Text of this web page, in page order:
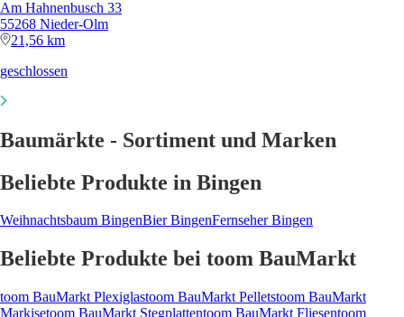
Am Hahnenbusch 33
55268 Nieder-Olm
21,56 km
geschlossen
Baumärkte - Sortiment und Marken
Beliebte Produkte in Bingen
Weihnachtsbaum BingenBier BingenFernseher Bingen
Beliebte Produkte bei toom BauMarkt
toom BauMarkt Plexiglastoom BauMarkt Pelletstoom BauMarkt
Markisetoom BauMarkt Stegplattentoom BauMarkt Fliesentoom